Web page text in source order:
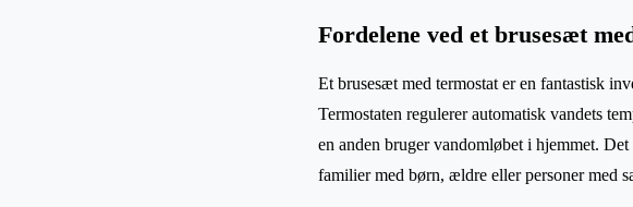
Fordelene ved et brusesæt
Et brusesæt med termostat er en fantastisk
Termostaten regulerer automatisk vandets
en anden bruger vandomløbet i hjemmet.
familier med børn, ældre eller personer med